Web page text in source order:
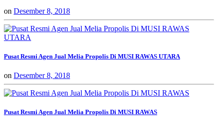
on Desember 8, 2018
Pusat Resmi Agen Jual Melia Propolis Di MUSI RAWAS UTARA
on Desember 8, 2018
Pusat Resmi Agen Jual Melia Propolis Di MUSI RAWAS